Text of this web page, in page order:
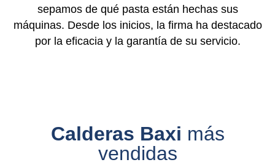
sepamos de qué pasta están hechas sus
máquinas. Desde los inicios, la firma ha destacado
por la eficacia y la garantía de su servicio.
Calderas Baxi más
vendidas